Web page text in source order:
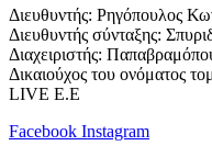
Διευθυντής: Ρηγόπουλος
Διευθυντής σύνταξης:
Διαχειριστής:
Δικαιούχος του
LIVE E.E
Facebook Instagram